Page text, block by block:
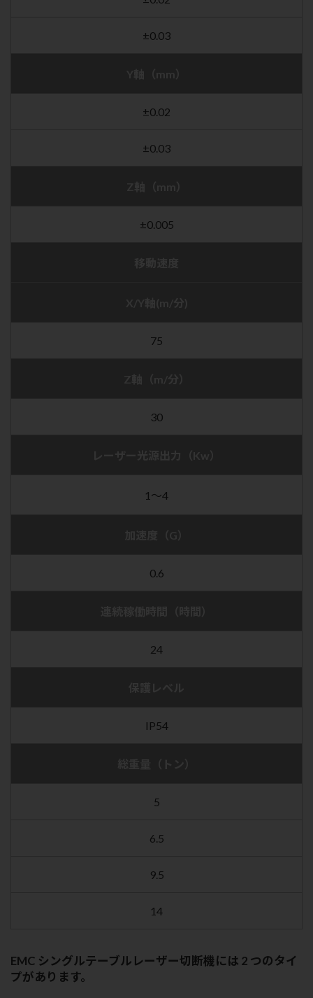
±0.03
±0.02
±0.03
±0.005
75
30
1～4
0.6
24
IP54
5
6.5
9.5
14
EMC シングルテーブルレーザー切断機には 2 つのタイ
プがあります。